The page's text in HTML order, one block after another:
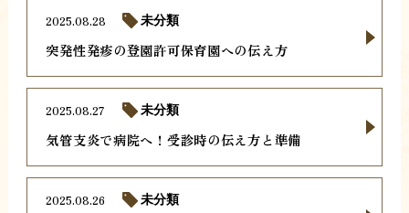
突発性発疹の登園許可保育園への伝え方
2025.08.28 未分類
気管支炎で病院へ！受診時の伝え方と準備
2025.08.27 未分類
2025.08.26 未分類